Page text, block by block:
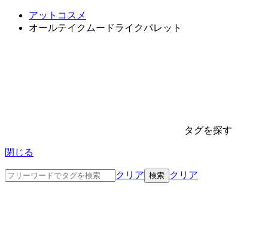
アットコスメ
オールテイクムードライクパレット
タグを探す
閉じる
クリア クリア